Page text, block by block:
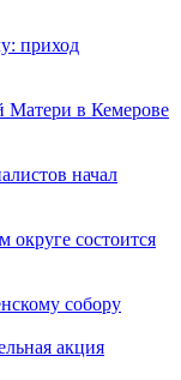
приход
Матери в Кемерове
начал
округе состоится
собору
акция